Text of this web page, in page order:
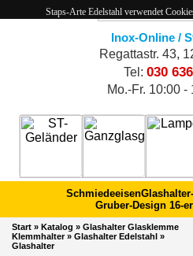
Staps-Arte Edelstahl verwendet
Inox-Online /
Regattastr. 43,
Tel: 030
Mo.-Fr. 10:00 -
Schmiedeeisen
Gruber-Design 16-
Start » Katalog » Glashalter Glasklemme
Klemmhalter» Glashalter Edelstahl »
Glashalter